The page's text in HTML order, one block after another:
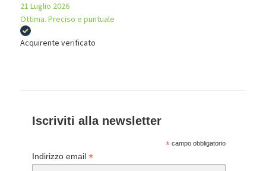
21 Luglio 2026
Ottima. Preciso e puntuale
Acquirente verificato
Iscriviti alla newsletter
* campo obbligatorio
Indirizzo email *